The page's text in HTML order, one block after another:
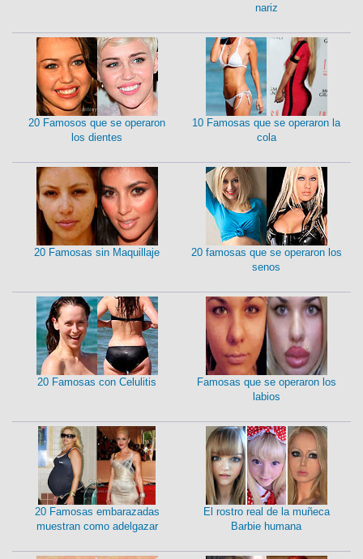
nariz
20 Famosos que se operaron
los dientes
10 Famosas que se operaron la
cola
20 Famosas sin Maquillaje
20 famosas que se operaron los
senos
20 Famosas con Celulitis
Famosas que se operaron los
labios
20 Famosas embarazadas
muestran como adelgazar
El rostro real de la muñeca
Barbie humana